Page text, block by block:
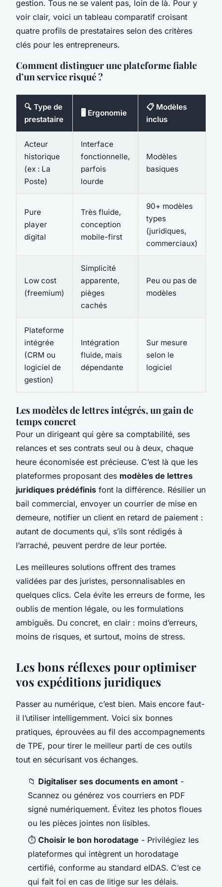
gestion. Tous ne se valent pas, loin de là. Pour y
voir clair, voici un tableau comparatif croisant
quatre profils de prestataires selon des critères
clés pour les entrepreneurs.
Comment distinguer une plateforme fiable
d’un service risqué ?
🔍 Type de
prestataire
🖥️ Ergonomie
📋 Modèles
inclus
Acteur
historique
(ex : La
Poste)
Interface
fonctionnelle,
parfois
lourde
Modèles
basiques
Pure
player
digital
Très fluide,
conception
mobile-first
90+ modèles
types
(juridiques,
commerciaux)
Low cost
(freemium)
Simplicité
apparente,
pièges
cachés
Peu ou pas de
modèles
Plateforme
intégrée
(CRM ou
logiciel de
gestion)
Intégration
fluide, mais
dépendante
Sur mesure
selon le
logiciel
Les modèles de lettres intégrés, un gain de
temps concret
Pour un dirigeant qui gère sa comptabilité, ses
relances et ses contrats seul ou à deux, chaque
heure économisée est précieuse. C’est là que les
plateformes proposant des modèles de lettres
juridiques prédéfinis font la différence. Résilier un
bail commercial, envoyer un courrier de mise en
demeure, notifier un client en retard de paiement :
autant de documents qui, s’ils sont rédigés à
l’arraché, peuvent perdre de leur portée.
Les meilleures solutions offrent des trames
validées par des juristes, personnalisables en
quelques clics. Cela évite les erreurs de forme, les
oublis de mention légale, ou les formulations
ambiguës. Du concret, en clair : moins d’erreurs,
moins de risques, et surtout, moins de stress.
Les bons réflexes pour optimiser
vos expéditions juridiques
Passer au numérique, c’est bien. Mais encore faut-
il l’utiliser intelligemment. Voici six bonnes
pratiques, éprouvées au fil des accompagnements
de TPE, pour tirer le meilleur parti de ces outils
tout en sécurisant vos échanges.
📁 Digitaliser ses documents en amont -
Scannez ou générez vos courriers en PDF
signé numériquement. Évitez les photos floues
ou les pièces jointes non lisibles.
⏱️ Choisir le bon horodatage - Privilégiez les
plateformes qui intègrent un horodatage
certifié, conforme au standard eIDAS. C’est ce
qui fait foi en cas de litige sur les délais.